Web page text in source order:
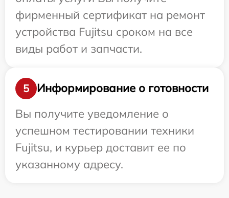
фирменный сертификат на ремонт
устройства Fujitsu сроком на все
виды работ и запчасти.
5
Информирование о готовности
Вы получите уведомление о
успешном тестировании техники
Fujitsu, и курьер доставит ее по
указанному адресу.